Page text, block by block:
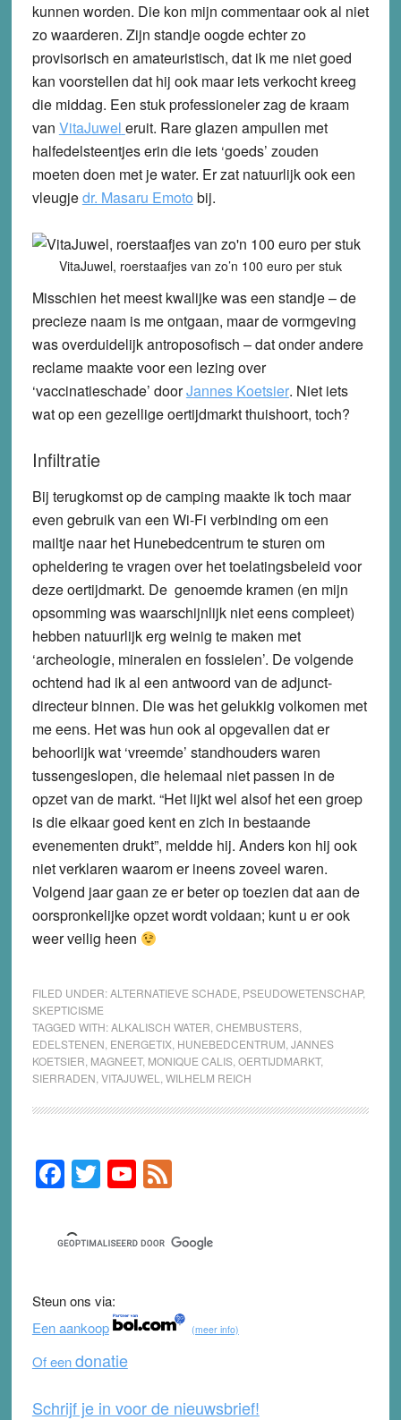
kunnen worden. Die kon mijn commentaar ook al niet
zo waarderen. Zijn standje oogde echter zo
provisorisch en amateuristisch, dat ik me niet goed
kan voorstellen dat hij ook maar iets verkocht kreeg
die middag. Een stuk professioneler zag de kraam
van VitaJuwel eruit. Rare glazen ampullen met
halfedelsteentjes erin die iets ‘goeds’ zouden
moeten doen met je water. Er zat natuurlijk ook een
vleugjedr. Masaru Emoto bij.
VitaJuwel, roerstaafjes van zo’n 100 euro per stuk
Misschien het meest kwalijke was een standje – de
precieze naam is me ontgaan, maar de vormgeving
was overduidelijk antroposofisch – dat onder andere
reclame maakte voor een lezing over
‘vaccinatieschade’ doorJannes Koetsier. Niet iets
wat op een gezellige oertijdmarkt thuishoort, toch?
Infiltratie
Bij terugkomst op de camping maakte ik toch maar
even gebruik van een Wi-Fi verbinding om een
mailtje naar het Hunebedcentrum te sturen om
opheldering te vragen over het toelatingsbeleid voor
deze oertijdmarkt. De genoemde kramen (en mijn
opsomming was waarschijnlijk niet eens compleet)
hebben natuurlijk erg weinig te maken met
‘archeologie, mineralen en fossielen’. De volgende
ochtend had ik al een antwoord van de adjunct-
directeur binnen. Die was het gelukkig volkomen met
me eens. Het was hun ook al opgevallen dat er
behoorlijk wat ‘vreemde’ standhouders waren
tussengeslopen, die helemaal niet passen in de
opzet van de markt. “Het lijkt wel alsof het een groep
is die elkaar goed kent en zich in bestaande
evenementen drukt”, meldde hij. Anders kon hij ook
niet verklaren waarom er ineens zoveel waren.
Volgend jaar gaan ze er beter op toezien dat aan de
oorspronkelijke opzet wordt voldaan; kunt u er ook
weer veilig heen
FILED UNDER:ALTERNATIEVE SCHADE, PSEUDOWETENSCHAP,
SKEPTICISME
TAGGED WITH:ALKALISCH WATER,CHEMBUSTERS,
EDELSTENEN, ENERGETIX, HUNEBEDCENTRUM,JANNES
KOETSIER, MAGNEET, MONIQUE CALIS,OERTIJDMARKT,
SIERRADEN,VITAJUWEL,WILHELM REICH
Primary
Sidebar
F
a
c
e
b
o
o
k
T
wi
tt
er
Y
o
u
T
b
e
F
e
d
Steun ons via:
Een aankoop
(meer info)
Of eendonatie
Schrijf je in voor de nieuwsbrief!